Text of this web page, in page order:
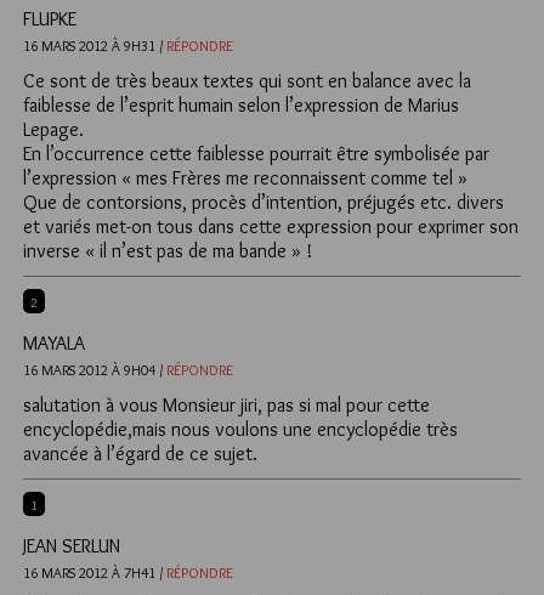
FLUPKE
16 MARS 2012 À 9H31 / RÉPONDRE
Ce sont de très beaux textes qui sont en balance avec la
faiblesse de l’esprit humain selon l’expression de Marius
Lepage.
En l’occurrence cette faiblesse pourrait être symbolisée par
l’expression « mes Frères me reconnaissent comme tel »
Que de contorsions, procès d’intention, préjugés etc. divers
et variés met-on tous dans cette expression pour exprimer son
inverse « il n’est pas de ma bande » !
2
MAYALA
16 MARS 2012 À 9H04 / RÉPONDRE
salutation à vous Monsieur jiri, pas si mal pour cette
encyclopédie,mais nous voulons une encyclopédie très
avancée à l’égard de ce sujet.
1
JEAN SERLUN
16 MARS 2012 À 7H41 / RÉPONDRE